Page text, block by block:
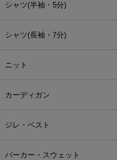
シャツ(半袖・5分)
シャツ(長袖・7分)
ニット
カーディガン
ジレ・ベスト
パーカー・スウェット